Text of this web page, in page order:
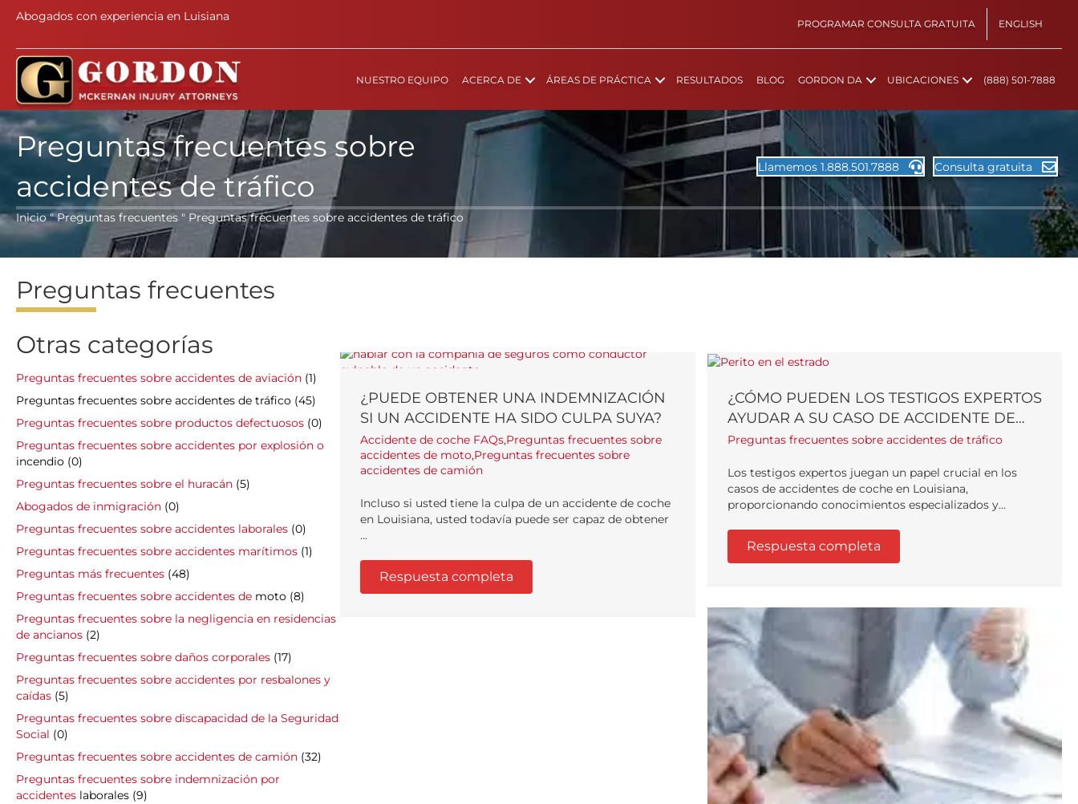
Abogados con experiencia en Luisiana
PROGRAMAR CONSULTA GRATUITA ENGLISH
NUESTRO EQUIPO ACERCA DE ÁREAS DE PRÁCTICA RESULTADOS BLOG GORDON DA UBICACIONES (888) 501-7888
Preguntas frecuentes sobre
accidentes de tráfico
Llamemos 1.888.501.7888 Consulta gratuita
Inicio"Preguntas frecuentes " Preguntas frecuentes sobre accidentes de tráfico
Preguntas frecuentes
Otras categorías
Preguntas frecuentes sobre accidentes de aviación (1)
Preguntas frecuentes sobre accidentes de tráfico (45)
Preguntas frecuentes sobre productos defectuosos (0)
Preguntas frecuentes sobre accidentes por explosión o
incendio (0)
Preguntas frecuentes sobre el huracán (5)
Abogados de inmigración (0)
Preguntas frecuentes sobre accidentes laborales (0)
Preguntas frecuentes sobre accidentes marítimos (1)
Preguntas más frecuentes (48)
Preguntas frecuentes sobre accidentes de moto (8)
Preguntas frecuentes sobre la negligencia en residencias
de ancianos (2)
Preguntas frecuentes sobre daños corporales (17)
Preguntas frecuentes sobre accidentes por resbalones y
caídas (5)
Preguntas frecuentes sobre discapacidad de la Seguridad
Social (0)
Preguntas frecuentes sobre accidentes de camión (32)
Preguntas frecuentes sobre indemnización por
accidentes laborales (9)
¿PUEDE OBTENER UNA INDEMNIZACIÓN
SI UN ACCIDENTE HA SIDO CULPA SUYA?
Accidente de coche FAQs,Preguntas frecuentes sobre
accidentes de moto,Preguntas frecuentes sobre
accidentes de camión
Incluso si usted tiene la culpa de un accidente de coche
en Louisiana, usted todavía puede ser capaz de obtener
...
Respuesta completa
¿CÓMO PUEDEN LOS TESTIGOS EXPERTOS
AYUDAR A SU CASO DE ACCIDENTE DE
COCHE EN LOUISIANA?
Preguntas frecuentes sobre accidentes de tráfico
Los testigos expertos juegan un papel crucial en los
casos de accidentes de coche en Louisiana,
proporcionando conocimientos especializados y
Respuesta completa